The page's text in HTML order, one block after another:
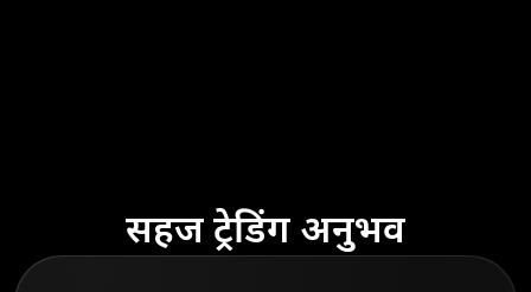
सहज ट्रेडिंग अनुभव